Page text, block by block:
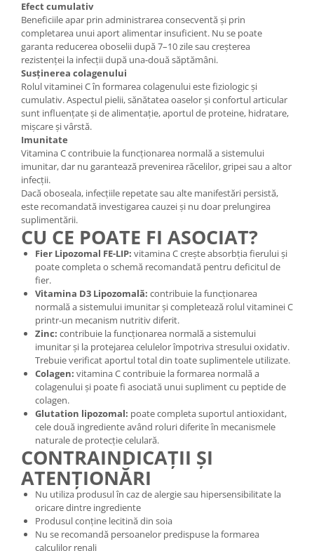
Efect cumulativ
Beneficiile apar prin administrarea consecventă și prin
completarea unui aport alimentar insuficient. Nu se poate
garanta reducerea oboselii după 7–10 zile sau creșterea
rezistenței la infecții după una-două săptămâni.
Susținerea colagenului
Rolul vitaminei C în formarea colagenului este fiziologic și
cumulativ. Aspectul pielii, sănătatea oaselor și confortul articular
sunt influențate și de alimentație, aportul de proteine, hidratare,
mișcare și vârstă.
Imunitate
Vitamina C contribuie la funcționarea normală a sistemului
imunitar, dar nu garantează prevenirea răcelilor, gripei sau a altor
infecții.
Dacă oboseala, infecțiile repetate sau alte manifestări persistă,
este recomandată investigarea cauzei și nu doar prelungirea
suplimentării.
CU CE POATE FI ASOCIAT?
Fier Lipozomal FE-LIP: vitamina C crește absorbția fierului și
poate completa o schemă recomandată pentru deficitul de
fier.
Vitamina D3 Lipozomală: contribuie la funcționarea
normală a sistemului imunitar și completează rolul vitaminei C
printr-un mecanism nutritiv diferit.
Zinc: contribuie la funcționarea normală a sistemului
imunitar și la protejarea celulelor împotriva stresului oxidativ.
Trebuie verificat aportul total din toate suplimentele utilizate.
Colagen: vitamina C contribuie la formarea normală a
colagenului și poate fi asociată unui supliment cu peptide de
colagen.
Glutation lipozomal: poate completa suportul antioxidant,
cele două ingrediente având roluri diferite în mecanismele
naturale de protecție celulară.
CONTRAINDICAȚII ȘI
ATENȚIONĂRI
Nu utiliza produsul în caz de alergie sau hipersensibilitate la
oricare dintre ingrediente
Produsul conține lecitină din soia
Nu se recomandă persoanelor predispuse la formarea
calculilor renali